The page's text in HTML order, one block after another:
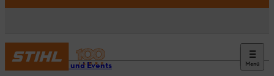
Menü
Service und Events